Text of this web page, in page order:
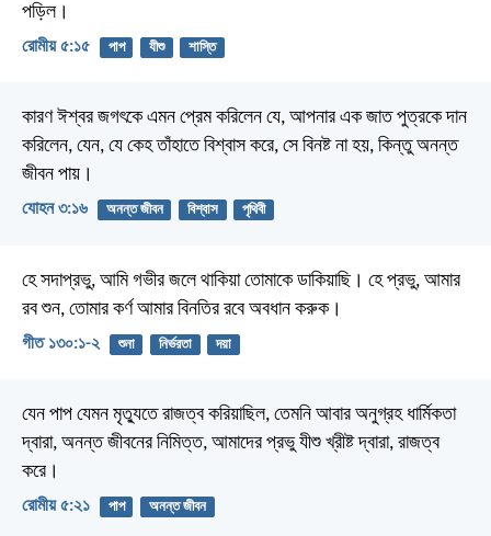
পড়িল।
রোমীয় ৫:১৫ পাপ যীশু শাস্তি
কারণ ঈশ্বর জগৎকে এমন প্রেম করিলেন যে, আপনার এক জাত পুত্রকে দান
করিলেন, যেন, যে কেহ তাঁহাতে বিশ্বাস করে, সে বিনষ্ট না হয়, কিন্তু অনন্ত
জীবন পায়।
যোহন ৩:১৬ অনন্ত জীবন বিশ্বাস পৃথিবী
হে সদাপ্রভু, আমি গভীর জলে থাকিয়া তোমাকে ডাকিয়াছি। হে প্রভু, আমার
রব শুন, তোমার কর্ণ আমার বিনতির রবে অবধান করুক।
গীত ১৩০:১-২ শুনা নির্ভরতা দয়া
যেন পাপ যেমন মৃত্যুতে রাজত্ব করিয়াছিল, তেমনি আবার অনুগ্রহ ধার্মিকতা
দ্বারা, অনন্ত জীবনের নিমিত্ত, আমাদের প্রভু যীশু খ্রীষ্ট দ্বারা, রাজত্ব
করে।
রোমীয় ৫:২১ পাপ অনন্ত জীবন